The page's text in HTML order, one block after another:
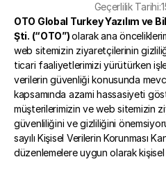
Geçerlilik Tarihi:
OTO Global Turkey Yazılım ve
Şti. (“OTO”) olarak ana
web sitemizin ziyaretçilerinin
ticari faaliyetlerimizi yürütürken
verilerin güvenliği konusunda
kapsamında azami hassasiyeti
müşterilerimizin ve web sitemizin
güvenliliğini ve gizliliğini
sayılı Kişisel Verilerin Korunması
düzenlemelere uygun olarak